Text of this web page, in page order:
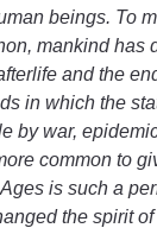
beings. To
mankind has
and the
in which the
by war,
common to
is such a
the spirit